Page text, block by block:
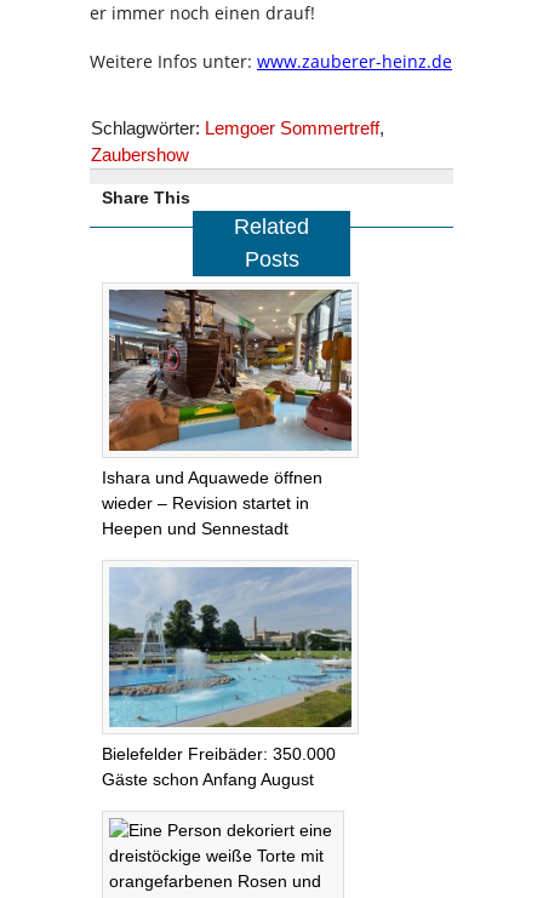
er immer noch einen drauf!
Weitere Infos unter: www.zauberer-heinz.de
Schlagwörter: Lemgoer Sommertreff,
Zaubershow
Share This
Related
Posts
Ishara und Aquawede öffnen
wieder – Revision startet in
Heepen und Sennestadt
Bielefelder Freibäder: 350.000
Gäste schon Anfang August